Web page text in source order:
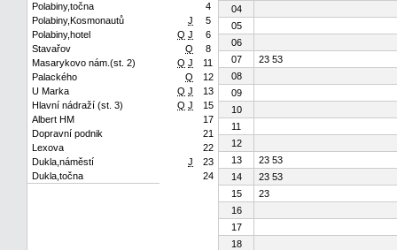
Polabiny,točna
4
Polabiny,Kosmonautů
J
5
Polabiny,hotel
Q J
6
Stavařov
Q
8
Masarykovo nám.(st. 2)
Q J
11
Palackého
Q
12
U Marka
Q J
13
Hlavní nádraží (st. 3)
Q J
15
Albert HM
17
Dopravní podnik
21
Lexova
22
Dukla,náměstí
J
23
Dukla,točna
24
04
05
06
07
23 53
08
09
10
11
12
13
23 53
14
23 53
15
23
16
17
18